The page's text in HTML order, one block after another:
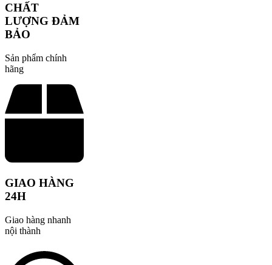
CHẤT
LƯỢNG ĐẢM
BẢO
Sản phẩm chính
hãng
GIAO HÀNG
24H
Giao hàng nhanh
nội thành